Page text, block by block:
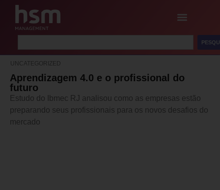
UNCATEGORIZED
Aprendizagem 4.0 e o profissional do
futuro
Estudo do Ibmec RJ analisou como as empresas estão
preparando seus profissionais para os novos desafios do
mercado